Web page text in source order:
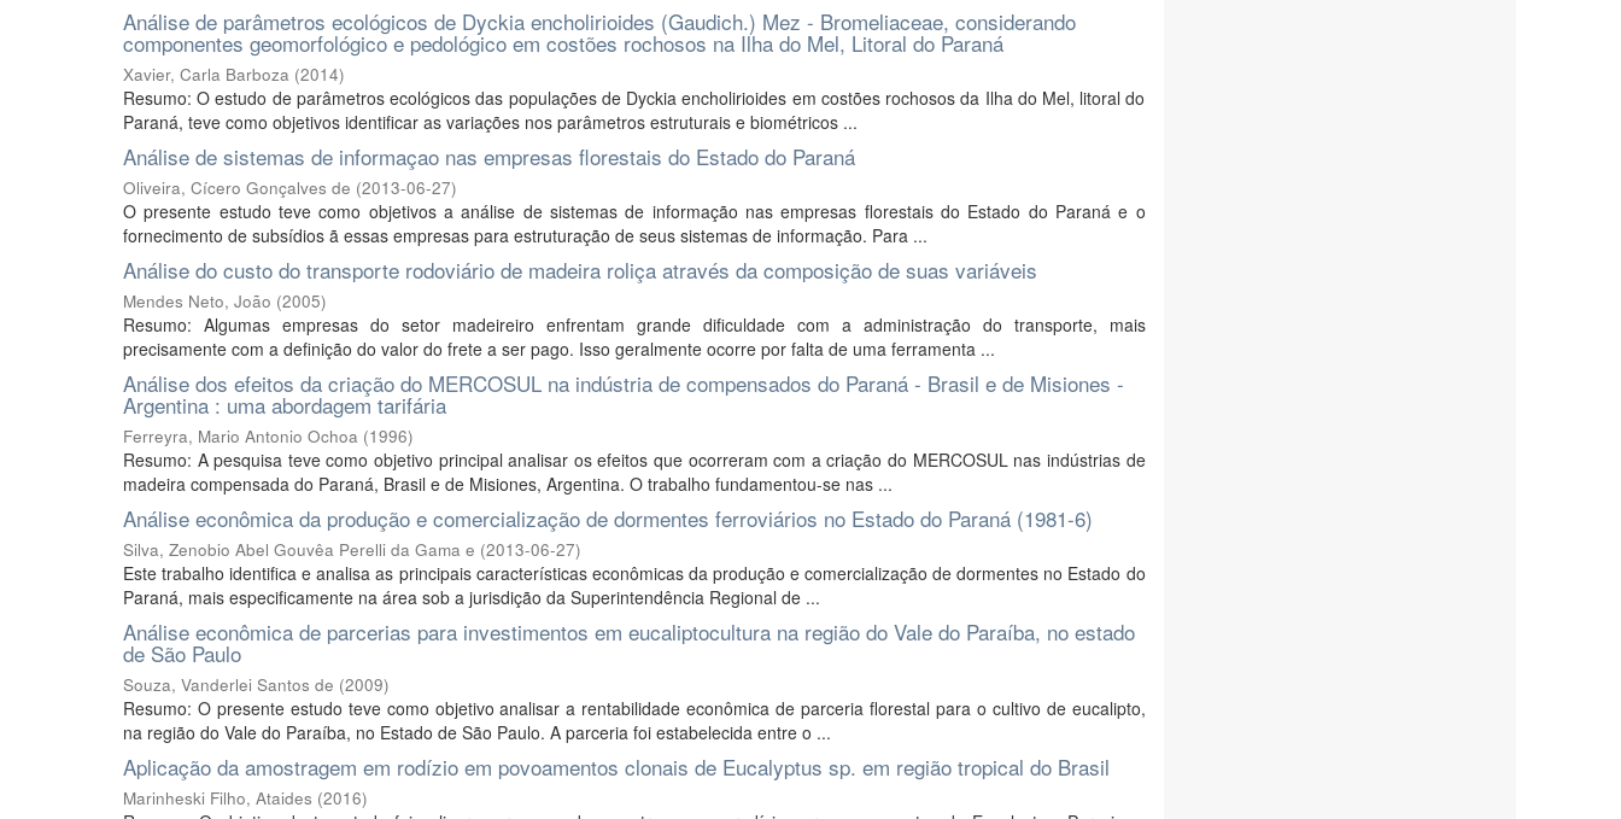
Análise de parâmetros ecológicos de Dyckia encholirioides (Gaudich.) Mez - Bromeliaceae, considerando
componentes geomorfológico e pedológico em costões rochosos na Ilha do Mel, Litoral do Paraná
Xavier, Carla Barboza (2014)
Resumo: O estudo de parâmetros ecológicos das populações de Dyckia encholirioides em costões rochosos da Ilha do Mel, litoral do
Paraná, teve como objetivos identificar as variações nos parâmetros estruturais e biométricos ...
Análise de sistemas de informaçao nas empresas florestais do Estado do Paraná
Oliveira, Cícero Gonçalves de (2013-06-27)
O presente estudo teve como objetivos a análise de sistemas de informação nas empresas florestais do Estado do Paraná e o
fornecimento de subsídios ã essas empresas para estruturação de seus sistemas de informação. Para ...
Análise do custo do transporte rodoviário de madeira roliça através da composição de suas variáveis
Mendes Neto, João (2005)
Resumo: Algumas empresas do setor madeireiro enfrentam grande dificuldade com a administração do transporte, mais
precisamente com a definição do valor do frete a ser pago. Isso geralmente ocorre por falta de uma ferramenta ...
Análise dos efeitos da criação do MERCOSUL na indústria de compensados do Paraná - Brasil e de Misiones -
Argentina : uma abordagem tarifária
Ferreyra, Mario Antonio Ochoa (1996)
Resumo: A pesquisa teve como objetivo principal analisar os efeitos que ocorreram com a criação do MERCOSUL nas indústrias de
madeira compensada do Paraná, Brasil e de Misiones, Argentina. O trabalho fundamentou-se nas ...
Análise econômica da produção e comercialização de dormentes ferroviários no Estado do Paraná (1981-6)
Silva, Zenobio Abel Gouvêa Perelli da Gama e (2013-06-27)
Este trabalho identifica e analisa as principais características econômicas da produção e comercialização de dormentes no Estado do
Paraná, mais especificamente na área sob a jurisdição da Superintendência Regional de ...
Análise econômica de parcerias para investimentos em eucaliptocultura na região do Vale do Paraíba, no estado
de São Paulo
Souza, Vanderlei Santos de (2009)
Resumo: O presente estudo teve como objetivo analisar a rentabilidade econômica de parceria florestal para o cultivo de eucalipto,
na região do Vale do Paraíba, no Estado de São Paulo. A parceria foi estabelecida entre o ...
Aplicação da amostragem em rodízio em povoamentos clonais de Eucalyptus sp. em região tropical do Brasil
Marinheski Filho, Ataides (2016)